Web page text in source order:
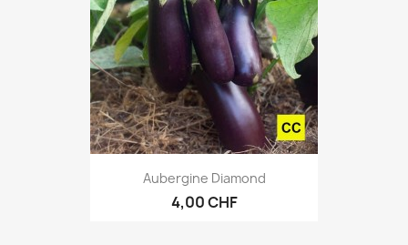
Aubergine Diamond
4,00 CHF